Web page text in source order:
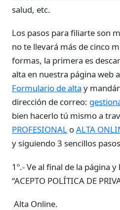
salud, etc.
Los pasos para filiarte son
no te llevará más de cinco
formas, la primera es
alta en nuestra página web
Formulario de alta y
dirección de correo:
bien hacerlo tú mismo a
PROFESIONAL oALTA
y siguiendo 3 sencillos
1º.- Ve al final de la página
“ACEPTO POLÍTICA DE
Alta Online.